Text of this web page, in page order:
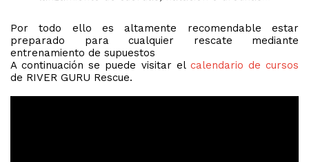
Por todo ello es altamente recomendable estar
preparado para cualquier rescate mediante
entrenamiento de supuestos
A continuación se puede visitar el calendario de cursos
de RIVER GURU Rescue.